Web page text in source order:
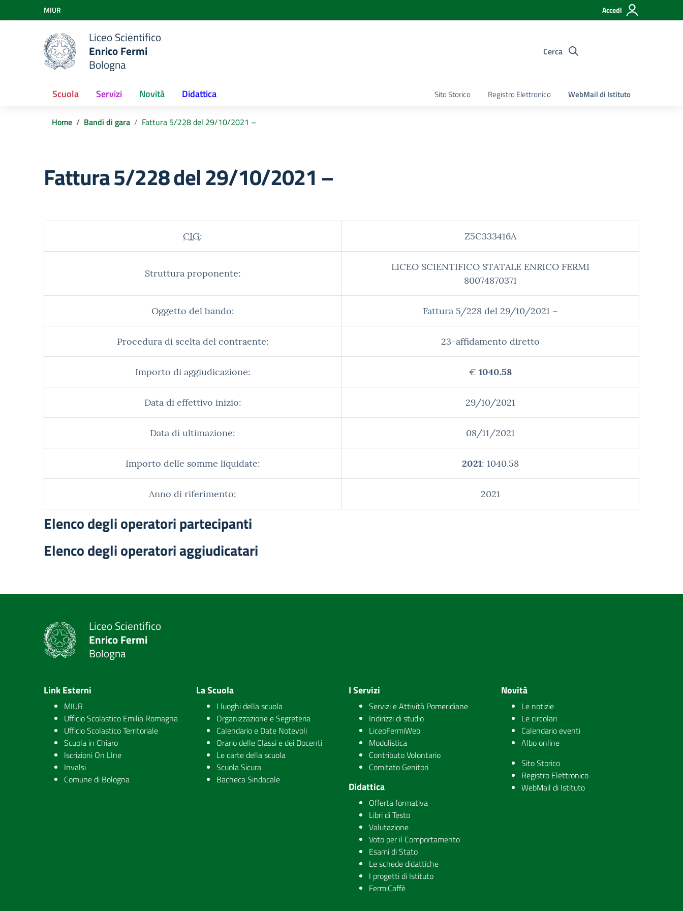
Vai ai contenuti
Vai al menu di navigazione
Vai al footer
MIUR Accedi
Liceo Scientifico
Enrico Fermi
Bologna
Cerca
Sito Storico Registro Elettronico WebMail di Istituto
Scuola Servizi Novità Didattica
Home Bandi di gara Fattura 5/228 del 29/10/2021 –
Fattura 5/228 del 29/10/2021 –
CIG: Z5C333416A
Struttura proponente:
LICEO SCIENTIFICO STATALE ENRICO FERMI
80074870371
Oggetto del bando: Fattura 5/228 del 29/10/2021 –
Procedura di scelta del contraente: 23-affidamento diretto
Importo di aggiudicazione: € 1040.58
Data di effettivo inizio: 29/10/2021
Data di ultimazione: 08/11/2021
Importo delle somme liquidate: 2021: 1040.58
Anno di riferimento: 2021
Elenco degli operatori partecipanti
Elenco degli operatori aggiudicatari
Liceo Scientifico
Enrico Fermi
Bologna
Link Esterni
MIUR
Ufficio Scolastico Emilia Romagna
Ufficio Scolastico Territoriale
Scuola in Chiaro
Iscrizioni On LIne
Invalsi
Comune di Bologna
La Scuola
I luoghi della scuola
Organizzazione e Segreteria
Calendario e Date Notevoli
Orario delle Classi e dei Docenti
Le carte della scuola
Scuola Sicura
Bacheca Sindacale
I Servizi
Servizi e Attività Pomeridiane
Indirizzi di studio
LiceoFermiWeb
Modulistica
Contributo Volontario
Comitato Genitori
Didattica
Offerta formativa
Libri di Testo
Valutazione
Voto per il Comportamento
Esami di Stato
Le schede didattiche
I progetti di Istituto
FermiCaffè
Novità
Le notizie
Le circolari
Calendario eventi
Albo online
Sito Storico
Registro Elettronico
WebMail di Istituto